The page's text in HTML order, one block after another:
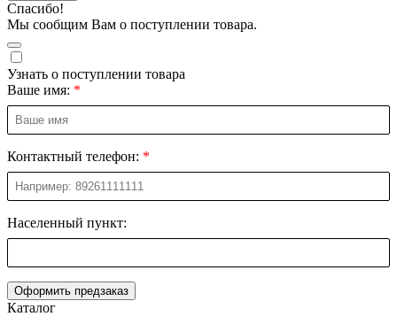
Спасибо!
Мы сообщим Вам о поступлении товара.
Узнать о поступлении товара
Ваше имя:
Контактный телефон:
Населенный пункт:
Оформить предзаказ
Каталог